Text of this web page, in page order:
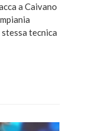
a Caivano
stessa tecnica